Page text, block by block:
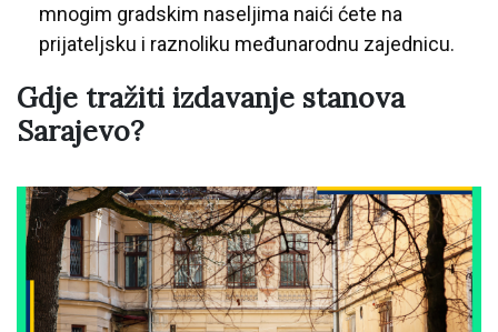
mnogim gradskim naseljima naići ćete na
prijateljsku i raznoliku međunarodnu zajednicu.
Gdje tražiti izdavanje stanova
Sarajevo?